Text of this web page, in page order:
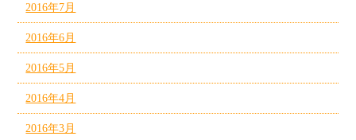
2016年7月
2016年6月
2016年5月
2016年4月
2016年3月